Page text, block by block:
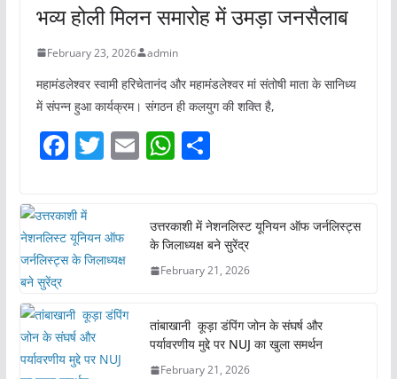
भव्य होली मिलन समारोह में उमड़ा जनसैलाब
February 23, 2026 admin
महामंडलेश्वर स्वामी हरिचेतानंद और महामंडलेश्वर मां संतोषी माता के सानिध्य
में संपन्न हुआ कार्यक्रम। संगठन ही कलयुग की शक्ति है,
F
a
c
e
b
o
k
T
w
er
E
m
W
h
s
A
p
p
S
e
उत्तरकाशी में नेशनलिस्ट यूनियन ऑफ जर्नलिस्ट्स
के जिलाध्यक्ष बने सुरेंद्र
February 21, 2026
तांबाखानी कूड़ा डंपिंग जोन के संघर्ष और
पर्यावरणीय मुद्दे पर NUJ का खुला समर्थन
February 21, 2026